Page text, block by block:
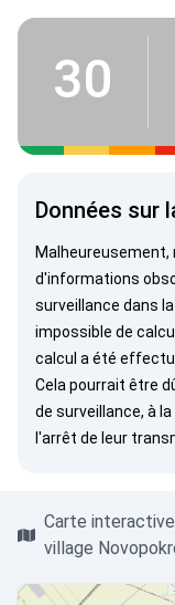
30
Données sur
d'informations
surveillance dans
impossible de
calcul a été
Cela pourrait être
de surveillance, à
l'arrêt de leur
Carte
village